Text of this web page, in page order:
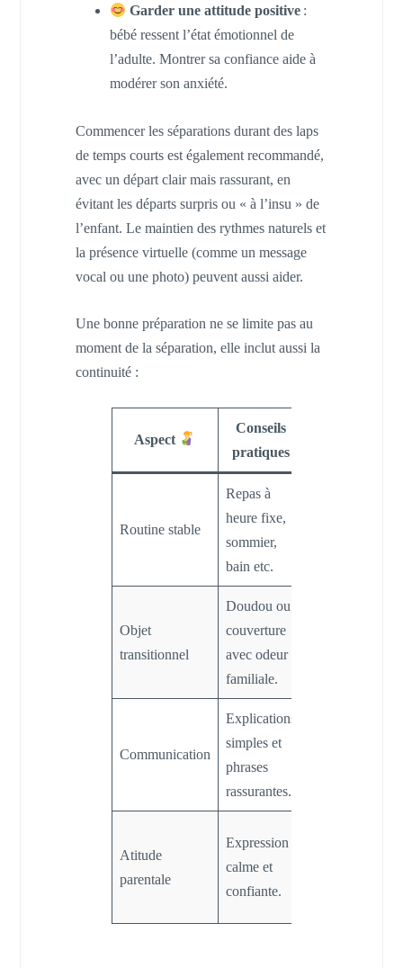
Garder une attitude positive :
bébé ressent l’état émotionnel de
l’adulte. Montrer sa confiance aide à
modérer son anxiété.
Commencer les séparations durant des laps
de temps courts est également recommandé,
avec un départ clair mais rassurant, en
évitant les départs surpris ou « à l’insu » de
l’enfant. Le maintien des rythmes naturels et
la présence virtuelle (comme un message
vocal ou une photo) peuvent aussi aider.
Une bonne préparation ne se limite pas au
moment de la séparation, elle inclut aussi la
continuité :
Aspect
Conseils
pratiques
Routine stable
Repas à
heure fixe,
sommier,
bain etc.
Objet
transitionnel
Doudou ou
couverture
avec odeur
familiale.
Communication
Explications
simples et
phrases
rassurantes.
Atitude
parentale
Expression
calme et
confiante.